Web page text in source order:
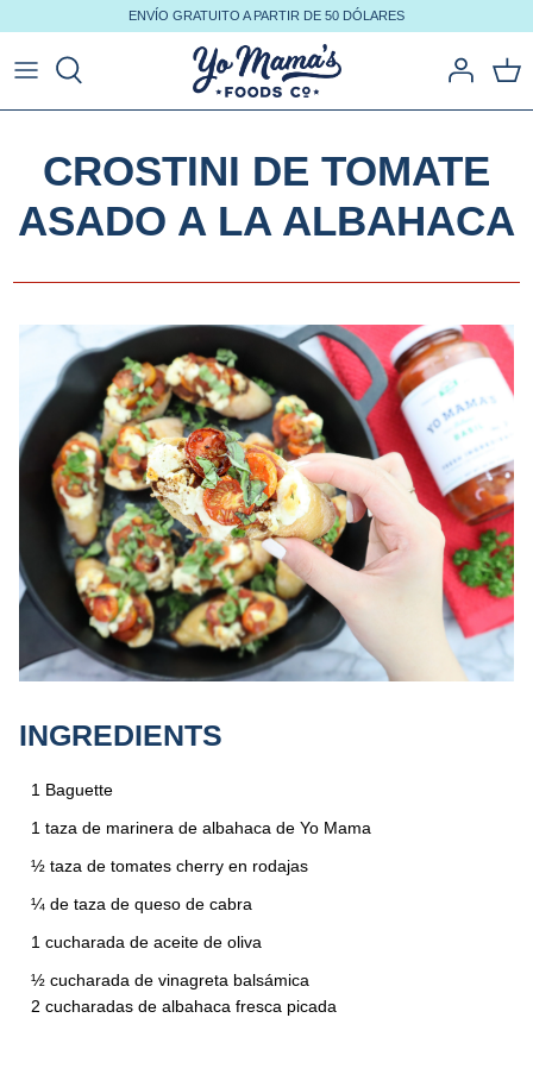
al
contenido
ENVÍO GRATUITO A PARTIR DE 50 DÓLARES
CROSTINI DE TOMATE
ASADO A LA ALBAHACA
INGREDIENTS
1 Baguette
1 taza de marinera de albahaca de Yo Mama
½ taza de tomates cherry en rodajas
¼ de taza de queso de cabra
1 cucharada de aceite de oliva
½ cucharada de vinagreta balsámica
2 cucharadas de albahaca fresca picada